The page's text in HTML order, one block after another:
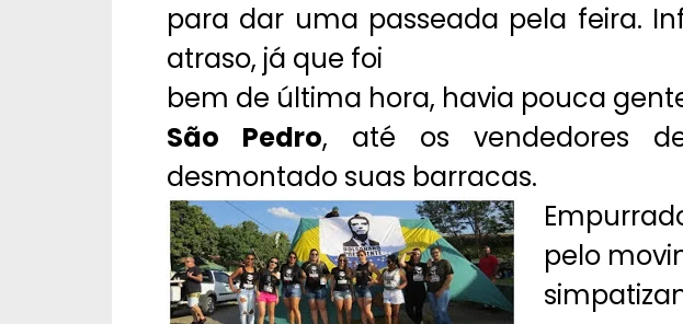
para dar uma passeada pela feira.
atraso, já que foi
bem de última hora, havia pouca
São Pedro, até os vendedores
desmontado suas barracas.
pelo